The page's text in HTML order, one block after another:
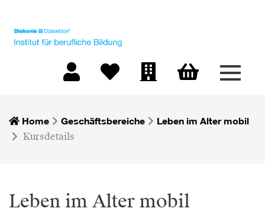
Menü
Home Geschäftsbereiche Leben im Alter mobil
Kursdetails
Leben im Alter mobil